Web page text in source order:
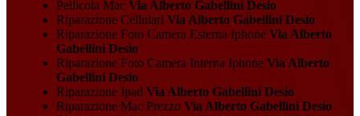
Pellicola MacVia Alberto Gabellini Desio
Riparazione Cellulari Via Alberto Gabellini Desio
Riparazione Foto Camera Esterna IphoneVia Alberto
Gabellini Desio
Riparazione Foto Camera Interna IphoneVia Alberto
Gabellini Desio
Riparazione Ipad Via Alberto Gabellini Desio
Riparazione Mac PrezzoVia Alberto Gabellini Desio